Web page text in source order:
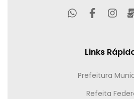
Links
Prefeitura
Refeita